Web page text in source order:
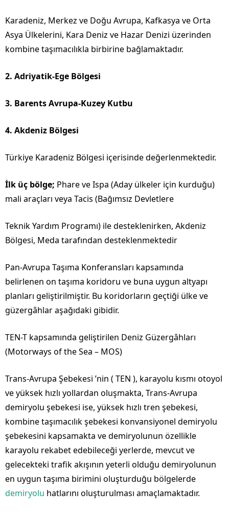
Karadeniz, Merkez ve Doğu Avrupa, Kafkasya ve Orta
Asya Ülkelerini, Kara Deniz ve Hazar Denizi üzerinden
kombine taşımacılıkla birbirine bağlamaktadır.
2. Adriyatik-Ege Bölgesi
3. Barents Avrupa-Kuzey Kutbu
4. Akdeniz Bölgesi
Türkiye Karadeniz Bölgesi içerisinde değerlenmektedir.
İlk üç bölge; Phare ve Ispa (Aday ülkeler için kurduğu)
mali araçları veya Tacis (Bağımsız Devletlere
Teknik Yardım Programı) ile desteklenirken, Akdeniz
Bölgesi, Meda tarafından desteklenmektedir
Pan-Avrupa Taşıma Konferansları kapsamında
belirlenen on taşıma koridoru ve buna uygun altyapı
planları geliştirilmiştir. Bu koridorların geçtiği ülke ve
güzergâhlar aşağıdaki gibidir.
TEN-T kapsamında geliştirilen Deniz Güzergâhları
(Motorways of the Sea – MOS)
Trans-Avrupa Şebekesi ’nin ( TEN ), karayolu kısmı otoyol
ve yüksek hızlı yollardan oluşmakta, Trans-Avrupa
demiryolu şebekesi ise, yüksek hızlı tren şebekesi,
kombine taşımacılık şebekesi konvansiyonel demiryolu
şebekesini kapsamakta ve demiryolunun özellikle
karayolu rekabet edebileceği yerlerde, mevcut ve
gelecekteki trafik akışının yeterli olduğu demiryolunun
en uygun taşıma birimini oluşturduğu bölgelerde
demiryolu hatlarını oluşturulması amaçlamaktadır.